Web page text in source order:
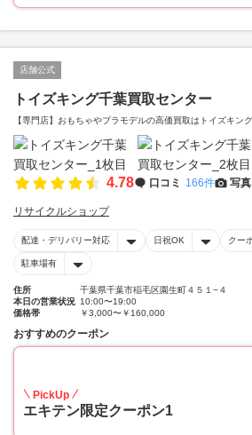
店舗公式
トイズキング千葉買取センター
【専門店】おもちゃやプラモデルの高価買取はトイズキング
4.78 口コミ 166件 写真
リサイクルショップ
配達・デリバリー対応 日祝OK クー
駐車場有
住所
千葉県千葉市稲毛区園生町４５１−４
本日の営業状況 10:00〜19:00
価格帯
￥3,000〜￥160,000
おすすめのクーポン
PickUp
エキテン限定クーポン1